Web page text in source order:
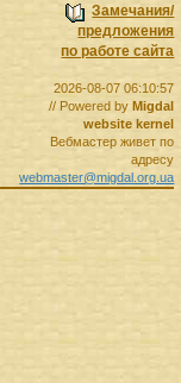
Замечания/
предложения
по работе сайта
2026-08-07 06:10:57
// Powered byMigdal
website kernel
Вебмастер живет по
адресу
webmaster@migdal.org.ua